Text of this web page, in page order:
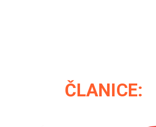
ČLANICE: